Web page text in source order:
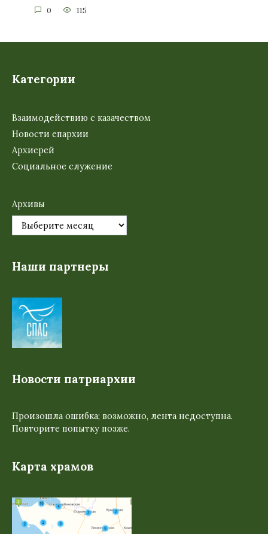
0 115
Категории
Взаимодействию с казачеством
Новости епархии
Архиерей
Социальное служение
Архивы
Наши партнеры
Новости патриархии
Произошла ошибка; возможно, лента недоступна.
Повторите попытку позже.
Карта храмов